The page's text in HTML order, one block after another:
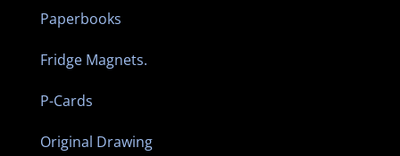
Paperbooks
Fridge Magnets.
P-Cards
Original Drawing